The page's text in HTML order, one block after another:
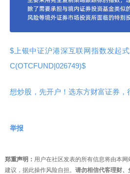
$上银中证沪港深互联网指数发起
C(OTCFUND|026749)$
想炒股，先开户！选东方财富证券
举报
郑重声明： 用户在社区发表的所有信息将由本
建议，据此操作风险自担。 请勿相信代客理财